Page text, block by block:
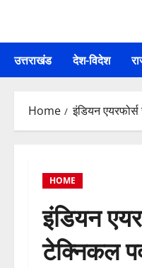
उत्तराखंड देश-विदेश
Home इंडियन
HOME
इंडियन
टेक्निकल